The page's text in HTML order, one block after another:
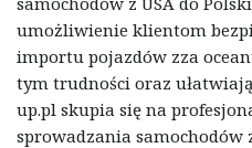
umożliwienie klientom
importu pojazdów zza
tym trudności oraz
up.pl skupia się na
sprowadzania samochodów